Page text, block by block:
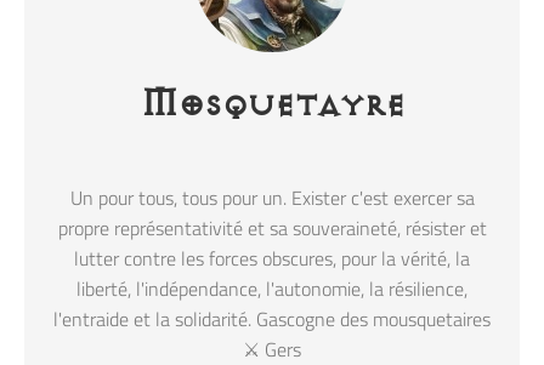
Mosquetayre
Un pour tous, tous pour un. Exister c'est exercer sa
propre représentativité et sa souveraineté, résister et
lutter contre les forces obscures, pour la vérité, la
liberté, l'indépendance, l'autonomie, la résilience,
l'entraide et la solidarité. Gascogne des mousquetaires
⚔️ Gers